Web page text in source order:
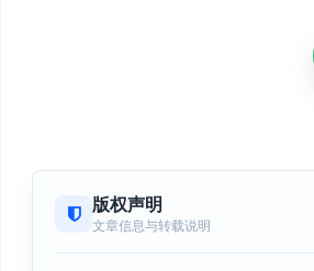
版权声明
文章信息与转载说明